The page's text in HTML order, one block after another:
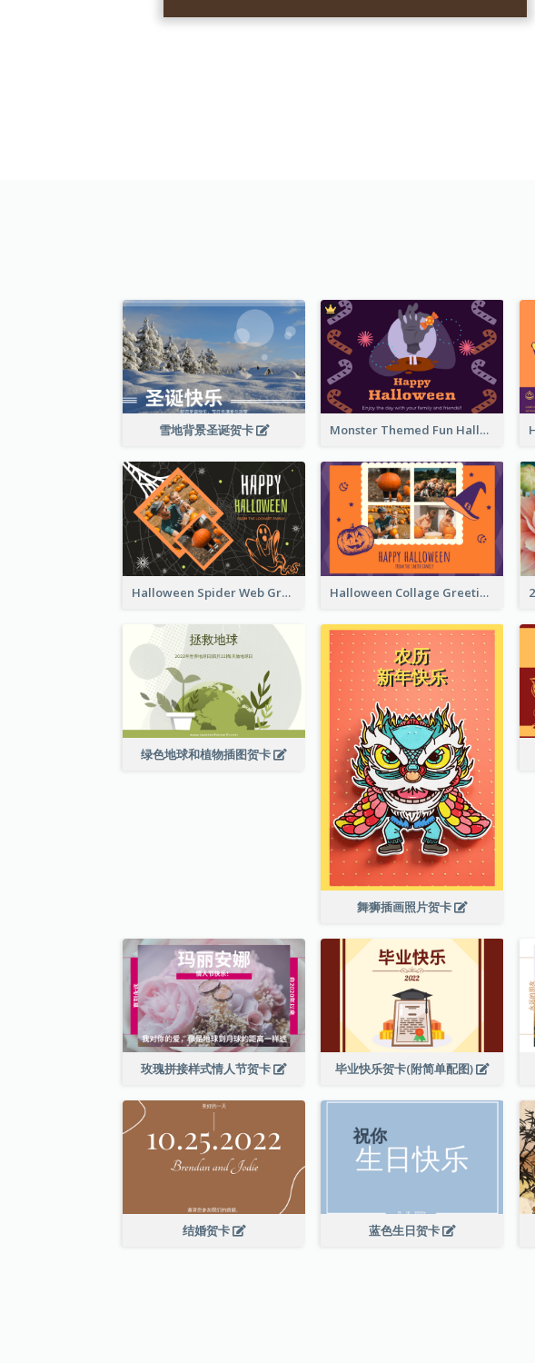
雪地背景圣诞贺卡 Monster Themed Fun Halloween Greeting Card
Halloween Spider Web Greeting Card Halloween Collage Greeting Card
绿色地球和植物插图贺卡
舞狮插画照片贺卡
玫瑰拼接样式情人节贺卡 毕业快乐贺卡(附简单配图)
结婚贺卡 蓝色生日贺卡